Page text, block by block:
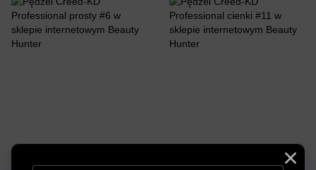
Artykuł: creedKD01
Pędzel Creed-KD Professional
Pędzel Creed-KD Professional